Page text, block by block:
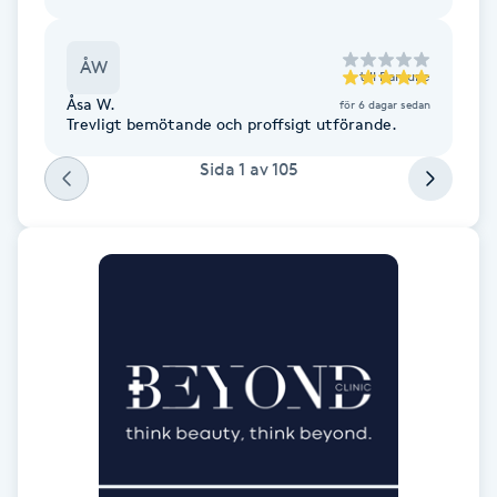
Kinesisk medicin
Kiropraktik
Klangmassage
Klippning ungdom
ÅW till Ramune
Åsa W. för 6 dagar sedan
Trevligt bemötande och proffsigt utförande.
Sida 1 av105